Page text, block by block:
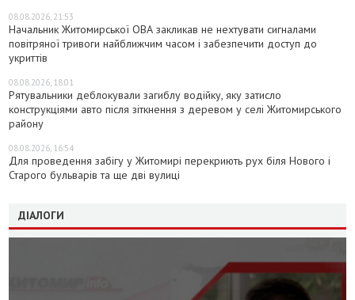
08.08.2026, 21:53
Начальник Житомирської ОВА закликав не нехтувати сигналами
повітряної тривоги найближчим часом і забезпечити доступ до
укриттів
08.08.2026, 18:01
Рятувальники деблокували загиблу водійку, яку затисло
конструкціями авто після зіткнення з деревом у селі Житомирського
району
08.08.2026, 16:54
Для проведення забігу у Житомирі перекриють рух біля Нового і
Старого бульварів та ще дві вулиці
ДІАЛОГИ